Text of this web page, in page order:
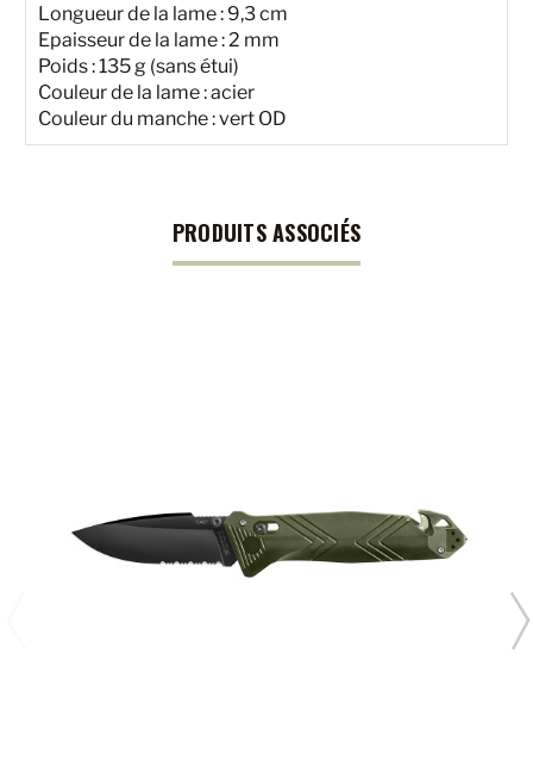
Longueur de la lame : 9,3 cm
Epaisseur de la lame : 2 mm
Poids : 135 g (sans étui)
Couleur de la lame : acier
Couleur du manche : vert OD
PRODUITS ASSOCIÉS